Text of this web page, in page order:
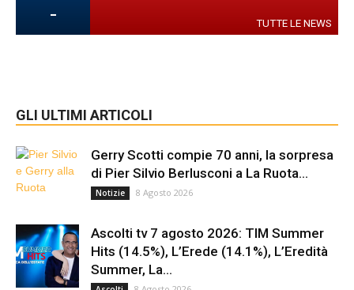
- TUTTE LE NEWS
GLI ULTIMI ARTICOLI
Gerry Scotti compie 70 anni, la sorpresa
di Pier Silvio Berlusconi a La Ruota...
Notizie 8 Agosto 2026
Ascolti tv 7 agosto 2026: TIM Summer
Hits (14.5%), L’Erede (14.1%), L’Eredità
Summer, La...